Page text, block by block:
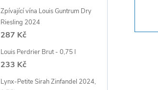
Zpívající vína Louis Guntrum Dry
Riesling 2024
287 Kč
Louis Perdrier Brut - 0,75 l
233 Kč
Lynx-Petite Sirah Zinfandel 2024,